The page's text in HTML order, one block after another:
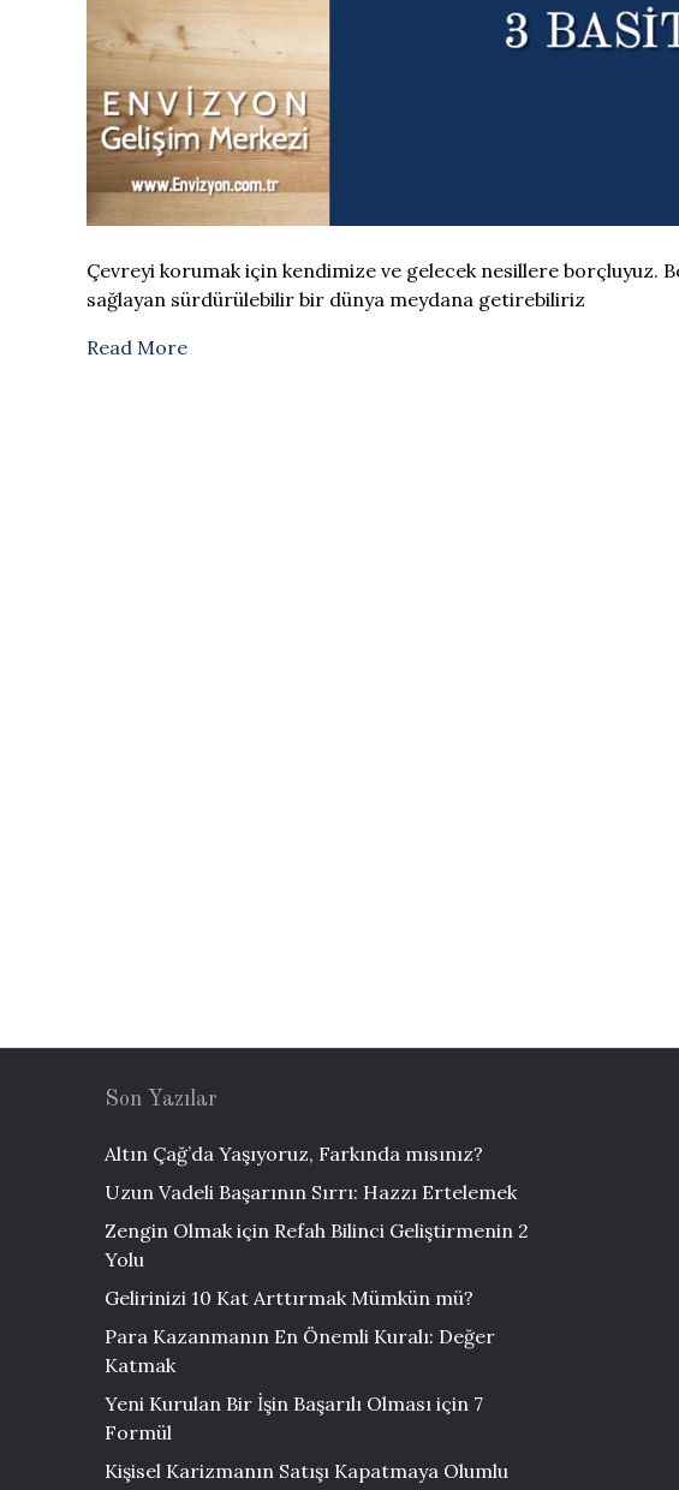
Çevreyi korumak için kendimize ve gelecek nesillere borçluyuz.
sağlayan sürdürülebilir bir dünya meydana getirebiliriz
Read More
Son Yazılar
Altın Çağ’da Yaşıyoruz, Farkında mısınız?
Uzun Vadeli Başarının Sırrı: Hazzı Ertelemek
Zengin Olmak için Refah Bilinci Geliştirmenin 2
Yolu
Gelirinizi 10 Kat Arttırmak Mümkün mü?
Para Kazanmanın En Önemli Kuralı: Değer
Katmak
Yeni Kurulan Bir İşin Başarılı Olması için 7
Formül
Kişisel Karizmanın Satışı Kapatmaya Olumlu